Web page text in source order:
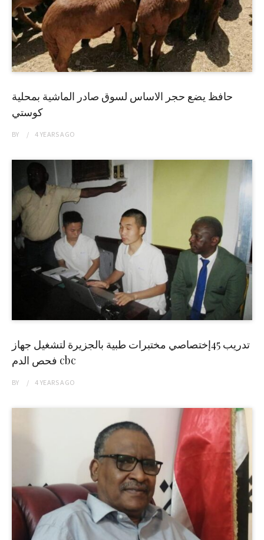
حافظ يضع حجر الاساس لسوق صادر الماشية بمحلية
كوستي
BY 4 YEARSAGO
تدريب 45إختصاصي مختبرات طبية بالجزيرة لتشغيل جهاز
فحص الدم cbc
BY 4 YEARSAGO